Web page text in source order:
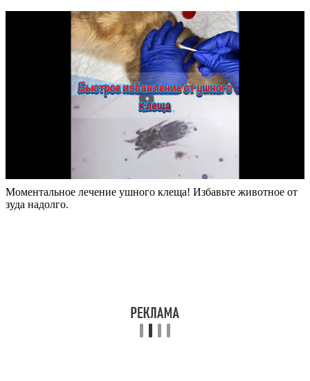
Моментальное лечение ушного клеща! Избавьте животное от
зуда надолго.